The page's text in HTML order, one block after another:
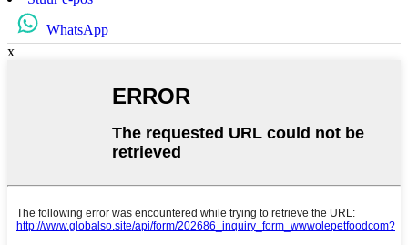
WhatsApp
x